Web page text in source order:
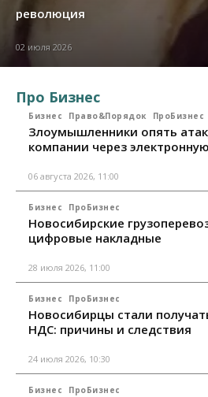
революция
02 июля 2026
Про Бизнес
Бизнес Право&Порядок ПроБизнес
Злоумышленники опять
компании через
06 августа 2026, 11:00
Бизнес ПроБизнес
Новосибирские
цифровые накладные
28 июля 2026, 11:00
Бизнес ПроБизнес
Новосибирцы стали
НДС: причины и следствия
24 июля 2026, 10:30
Бизнес ПроБизнес